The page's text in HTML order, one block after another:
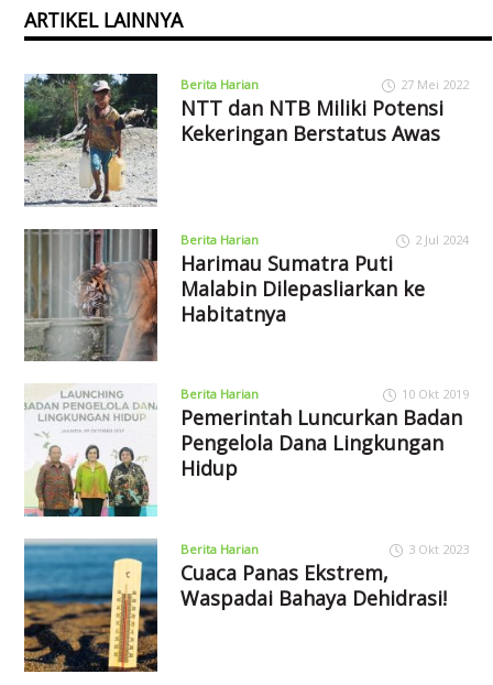
ARTIKEL LAINNYA
Berita Harian 27 Mei 2022
NTT dan NTB Miliki Potensi
Kekeringan Berstatus Awas
Berita Harian 2 Jul 2024
Harimau Sumatra Puti
Malabin Dilepasliarkan ke
Habitatnya
Berita Harian 10 Okt 2019
Pemerintah Luncurkan Badan
Pengelola Dana Lingkungan
Hidup
Berita Harian 3 Okt 2023
Cuaca Panas Ekstrem,
Waspadai Bahaya Dehidrasi!